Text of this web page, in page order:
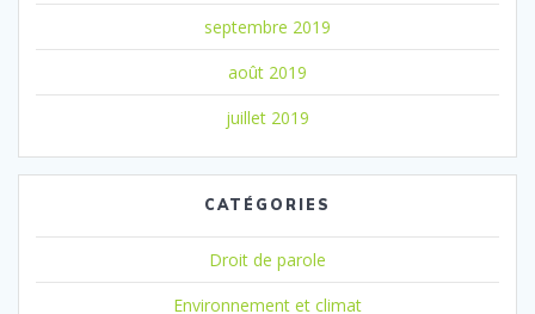
septembre 2019
août 2019
juillet 2019
CATÉGORIES
Droit de parole
Environnement et climat